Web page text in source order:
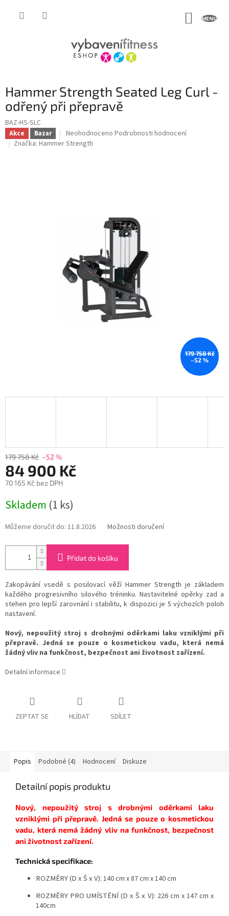
Hammer Strength Seated Leg Curl -
odřený při přepravě
BAZ-HS-SLC
Akce Bazar
Průměrné
hodnocení
Neohodnoceno Podrobnosti hodnocení
Značka: Hammer Strength
179 758 Kč
–52 %
179 758 Kč –52 %
84 900 Kč
70 165 Kč bez DPH
cena:
Skladem (1 ks)
Můžeme doručit do: 11.8.2026 Možnosti doručení
Přidat do košíku
Zakopávání vsedě s posilovací věží Hammer Strength je základem
každého progresivního silového tréninku. Nastavitelné opěrky zad a
stehen pro lepší zarovnání i stabilitu, k dispozici je 5 výchozích poloh
nastavení.
Nový, nepoužitý stroj s drobnými oděrkami laku vzniklými při
přepravě. Jedná se pouze o kosmetickou vadu, která nemá
žádný vliv na funkčnost, bezpečnost ani životnost zařízení.
Detailní informace
ZEPTAT SE HLÍDAT SDÍLET
Popis Podobné (4) Hodnocení Diskuze
Detailní popis produktu
Nový, nepoužitý stroj s drobnými oděrkami laku
vzniklými při přepravě. Jedná se pouze o kosmetickou
vadu, která nemá žádný vliv na funkčnost, bezpečnost
ani životnost zařízení.
Technická specifikace:
ROZMĚRY (D x Š x V): 140 cm x 87 cm x 140 cm
ROZMĚRY PRO UMÍSTĚNÍ (D x Š x V): 226 cm x 147 cm x
140cm